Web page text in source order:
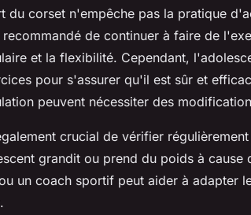
du corset n'empêche pas la pratique
recommandé de continuer à faire de
et la flexibilité. Cependant,
pour s'assurer qu'il est sûr et
peuvent nécessiter des
crucial de vérifier
grandit ou prend du poids à
un coach sportif peut aider à adapter